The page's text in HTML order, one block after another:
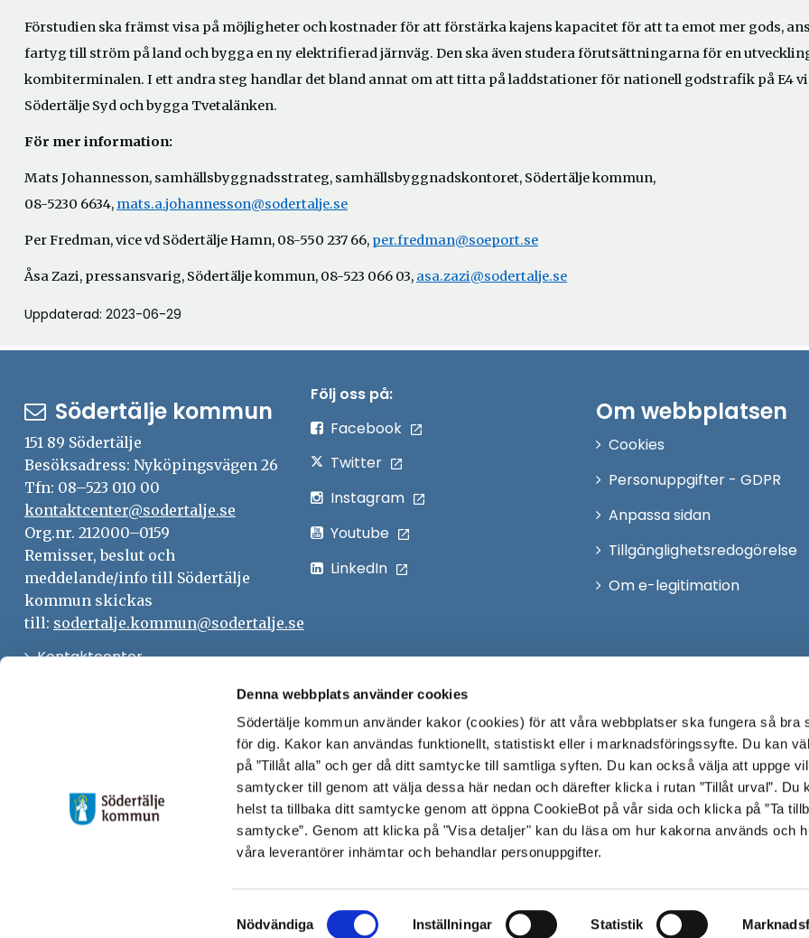
Denna webbplats använder cookies
Södertälje kommun använder kakor (cookies) för att våra webbplatser ska fungera så bra
för dig. Kakor kan användas funktionellt, statistiskt eller i marknadsföringssyfte. Du kan
på ”Tillåt alla” och ger då ditt samtycke till samtliga syften. Du kan också välja att uppge
samtycker till genom att välja dessa här nedan och därefter klicka i rutan ”Tillåt urval”. Du
helst ta tillbaka ditt samtycke genom att öppna CookieBot på vår sida och klicka på ”Ta
samtycke”. Genom att klicka på "Visa detaljer" kan du läsa om hur kakorna används och
våra leverantörer inhämtar och behandlar personuppgifter.
Nödvändiga Inställningar Statistik
Förstudien ska främst visa på möjligheter och kostnader för att förstärka kajens kapacitet för att ta emot mer gods,
fartyg till ström på land och bygga en ny elektrifierad järnväg. Den ska även studera förutsättningarna för en
kombiterminalen. I ett andra steg handlar det bland annat om att titta på laddstationer för nationell godstrafik på E4
Södertälje Syd och bygga Tvetalänken.
För mer information:
Mats Johannesson, samhällsbyggnadsstrateg, samhällsbyggnadskontoret, Södertälje kommun,
08-5230 6634, mats.a.johannesson@sodertalje.se
Per Fredman, vice vd Södertälje Hamn, 08-550 237 66, per.fredman@soeport.se
Åsa Zazi, pressansvarig, Södertälje kommun, 08-523 066 03, asa.zazi@sodertalje.se
Uppdaterad: 2023-06-29
Södertälje kommun
151 89 Södertälje
Besöksadress: Nyköpingsvägen 26
Tfn: 08–523 010 00
kontaktcenter@sodertalje.se
Org.nr. 212000–0159
Remisser, beslut och
meddelande/info till Södertälje
kommun skickas
till: sodertalje.kommun@sodertalje.se
KontaktcenterÖppna
fönster
Anslagstavla
Skicka faktura till Södertälje
Följ oss på:
Facebook
Twitter
Instagram
Youtube
LinkedIn
Om webbplatsen
Cookies
Personuppgifter - GDPR
Anpassa sidan
Tillgänglighetsredogörelse
Om e-legitimation